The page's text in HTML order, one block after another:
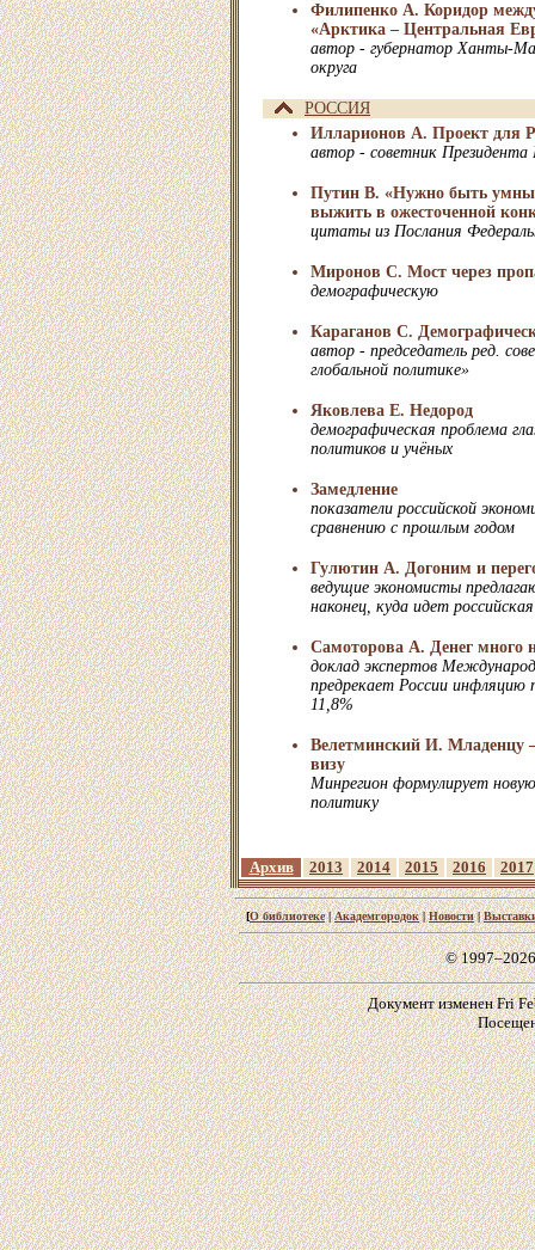
Филипенко А. Коридор
«Арктика – Центральная
автор - губернатор Ханты-
округа
РОССИЯ
Илларионов А. Проект для
автор - советник Президента
Путин В. «Нужно быть
выжить в ожесточенной
цитаты из Послания
Миронов С. Мост через
демографическую
Караганов С.
автор - председатель ред.
глобальной политике»
Яковлева Е. Недород
демографическая проблема
политиков и учёных
Замедление
показатели российской
сравнению с прошлым годом
Гулютин А. Догоним и
ведущие экономисты
наконец, куда идет
Самоторова А. Денег много
доклад экспертов
предрекает России инфляцию
11,8%
Велетминский И. Младенцу
визу
Минрегион формулирует
политику
Архив 2013 2014 2015 2016 2017
[О библиотеке|Академгородок|Новости|
©
Документ изменен Fri